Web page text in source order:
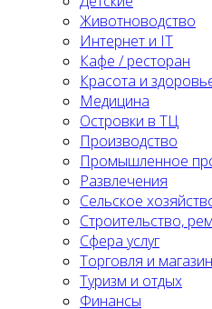
Животноводство
Интернет и IT
Кафе / ресторан
Красота и
Медицина
Островки в ТЦ
Производство
Промышленное
Развлечения
Сельское
Строительство,
Сфера услуг
Торговля и
Туризм и отдых
Финансы